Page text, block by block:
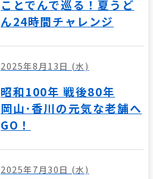
ことでんで巡る！夏うど
ん24時間チャレンジ
2025年8月13日 (水)
昭和100年 戦後80年
岡山･香川の元気な老舗へ
GO！
2025年7月30日 (水)